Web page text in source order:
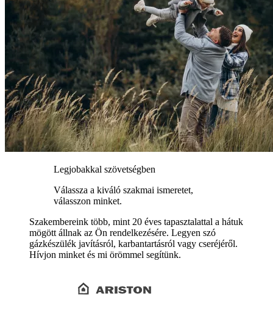
Legjobakkal szövetségben
Válassza a kiváló szakmai ismeretet,
válasszon minket.
Szakembereink több, mint 20 éves tapasztalattal a hátuk
mögött állnak az Ön rendelkezésére. Legyen szó
gázkészülék javításról, karbantartásról vagy cseréjéről.
Hívjon minket és mi örömmel segítünk.